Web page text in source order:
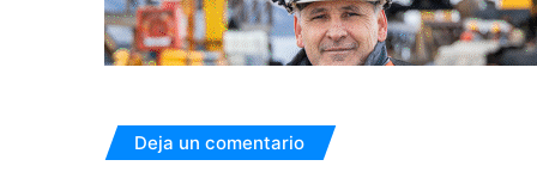
Deja un comentario